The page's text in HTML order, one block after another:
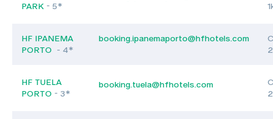
PARK - 5*
HF IPANEMA
PORTO - 4*
booking.ipanemaporto@hfhotels.com
HF TUELA
PORTO - 3*
booking.tuela@hfhotels.com